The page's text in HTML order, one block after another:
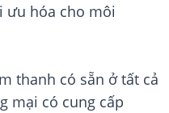
ưu hóa cho môi
thanh có sẵn ở tất cả
mại có cung cấp